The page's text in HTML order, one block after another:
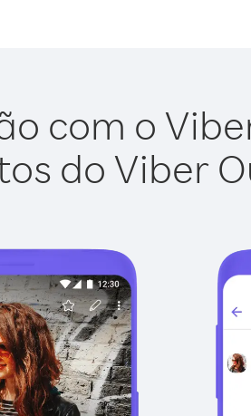
com o
do Viber